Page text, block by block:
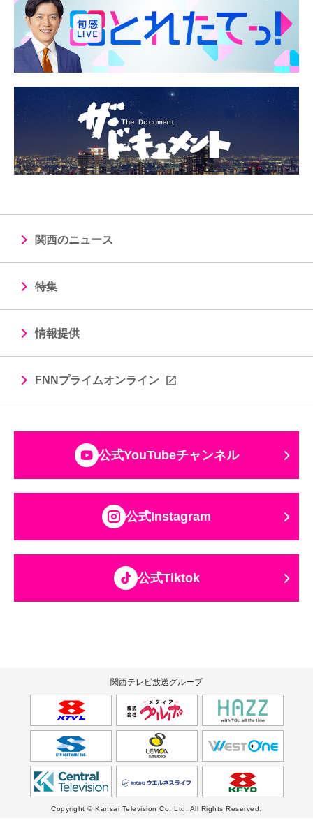
関西のニュース
特集
情報提供
FNNプライムオンライン
公式YouTubeチャンネル
公式Instagram
公式Tiktok
関西テレビ放送グループ
Copyright © Kansai Television Co. Ltd. All Rights Reserved.